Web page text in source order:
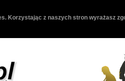
Korzystając z naszych stron wyrażasz